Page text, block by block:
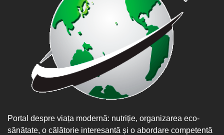
Portal despre viața modernă: nutriție, organizarea eco-
sănătate, o călătorie interesantă și o abordare competentă